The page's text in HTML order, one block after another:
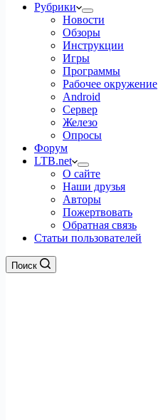
Рубрики
Новости
Обзоры
Инструкции
Игры
Программы
Рабочее окружение
Android
Сервер
Железо
Опросы
Форум
LTB.net
О сайте
Наши друзья
Авторы
Пожертвовать
Обратная связь
Статьи пользователей
Поиск